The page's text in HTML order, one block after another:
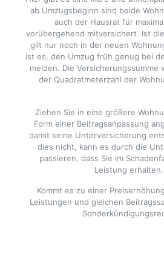
ab Umzugsbeginn sind beide
auch der Hausrat für
vorübergehend mitversichert. Ist
gilt nur noch in der neuen
ist es, den Umzug früh genug bei
melden. Die Versicherungssumme
der Quadratmeterzahl der
Ziehen Sie in eine größere
Form einer Beitragsanpassung
damit keine Unterversicherung
dies nicht, kann es durch die
passieren, dass Sie im
Leistung erhalten.
Kommt es zu einer
Leistungen und gleichen